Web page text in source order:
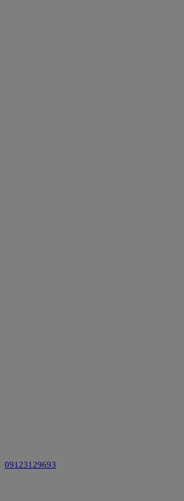
09123129693